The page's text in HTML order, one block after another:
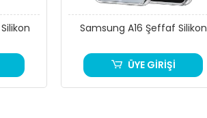
Ergonomik Tasarım.
ve Çizilmelere Karşı EXTRA Korur.
Tozlanmayı Engeler
Samsung A16 Şeffaf Silikon
ÜYE GİRİŞİ